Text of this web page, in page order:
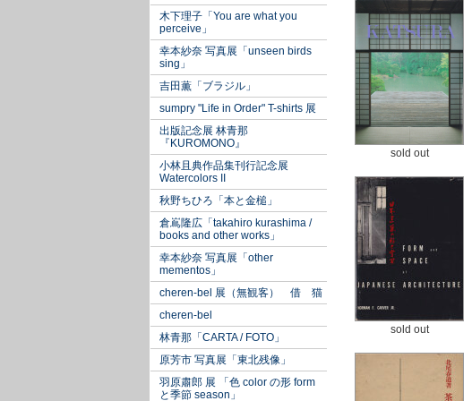
木下理子「You are what you
perceive」
幸本紗奈 写真展「unseen birds
sing」
吉田薫「ブラジル」
sumpry "Life in Order" T-shirts 展
出版記念展 林青那
『KUROMONO』
小林且典作品集刊行記念展
Watercolors II
秋野ちひろ「本と金槌」
倉嶌隆広「takahiro kurashima /
books and other works」
幸本紗奈 写真展「other
mementos」
cheren-bel 展（無観客） 借 猫
cheren-bel
林青那「CARTA / FOTO」
原芳市 写真展「東北残像」
羽原肅郎 展 「色 color の形 form
と季節 season」
sold out
sold out